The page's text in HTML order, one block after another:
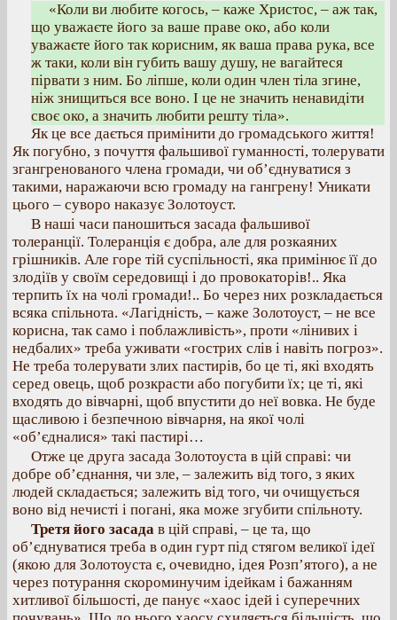
«Коли ви любите когось, – каже Христос, – аж так,
що уважаєте його за ваше праве око, або коли
уважаєте його так корисним, як ваша права рука, все
ж таки, коли він губить вашу душу, не вагайтеся
пірвати з ним. Бо ліпше, коли один член тіла згине,
ніж знищиться все воно. І це не значить ненавидіти
своє око, а значить любити решту тіла».
Як це все дається примінити до громадського життя!
Як погубно, з почуття фальшивої гуманності, толерувати
згангренованого члена громади, чи об’єднуватися з
такими, наражаючи всю громаду на гангрену! Уникати
цього – суворо наказує Золотоуст.
В наші часи паношиться засада фальшивої
толеранції. Толеранція є добра, але для розкаяних
грішників. Але горе тій суспільності, яка примінює її до
злодіїв у своїм середовищі і до провокаторів!.. Яка
терпить їх на чолі громади!.. Бо через них розкладається
всяка спільнота. «Лагідність, – каже Золотоуст, – не все
корисна, так само і поблажливість», проти «лінивих і
недбалих» треба уживати «гострих слів і навіть погроз».
Не треба толерувати злих пастирів, бо це ті, які входять
серед овець, щоб розкрасти або погубити їх; це ті, які
входять до вівчарні, щоб впустити до неї вовка. Не буде
щасливою і безпечною вівчарня, на якої чолі
«об’єдналися» такі пастирі…
Отже це друга засада Золотоуста в цій справі: чи
добре об’єднання, чи зле, – залежить від того, з яких
людей складається; залежить від того, чи очищується
воно від нечисті і погані, яка може згубити спільноту.
Третя його засада в цій справі, – це та, що
об’єднуватися треба в один гурт під стягом великої ідеї
(якою для Золотоуста є, очевидно, ідея Розп’ятого), а не
через потурання скороминучим ідейкам і бажанням
хитливої більшості, де панує «хаос ідей і суперечних